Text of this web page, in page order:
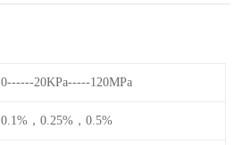
0------20KPa-----120MPa
0.1%，0.25%，0.5%